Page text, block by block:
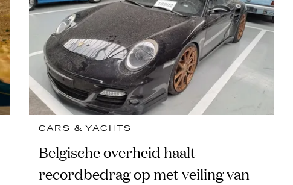
CARS & YACHTS
Belgische overheid haalt
recordbedrag op met veiling van